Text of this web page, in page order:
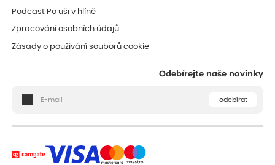
Podcast Po uši v hlíně
Zpracování osobních údajů
Zásady o používání souborů cookie
Odebírejte naše novinky
odebírat